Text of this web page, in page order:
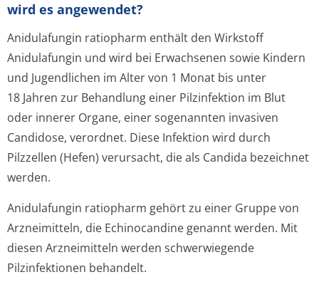
wird es angewendet?
Anidulafungin ratiopharm enthält den Wirkstoff
Anidulafungin und wird bei Erwachsenen sowie Kindern
und Jugendlichen im Alter von 1 Monat bis unter
18 Jahren zur Behandlung einer Pilzinfektion im Blut
oder innerer Organe, einer sogenannten invasiven
Candidose, verordnet. Diese Infektion wird durch
Pilzzellen (Hefen) verursacht, die als Candida bezeichnet
werden.
Anidulafungin ratiopharm gehört zu einer Gruppe von
Arzneimitteln, die Echinocandine genannt werden. Mit
diesen Arzneimitteln werden schwerwiegende
Pilzinfektionen behandelt.